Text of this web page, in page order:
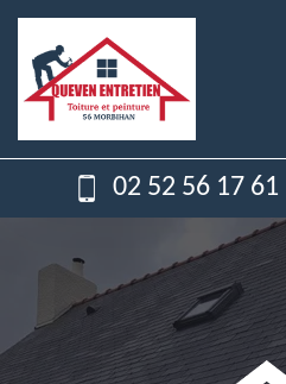
02 52 56 17 61